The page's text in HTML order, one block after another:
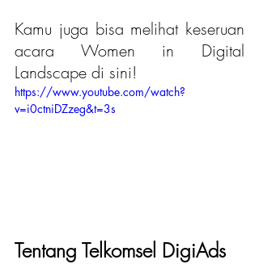
Kamu juga bisa melihat keseruan
acara Women in Digital
Landscape di sini!
https://www.youtube.com/watch?
v=i0ctniDZzeg&t=3s
Tentang Telkomsel DigiAds